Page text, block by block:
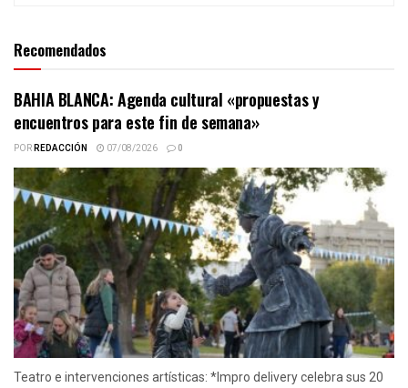
Recomendados
BAHIA BLANCA: Agenda cultural «propuestas y
encuentros para este fin de semana»
PORREDACCIÓN 07/08/2026 0
Teatro e intervenciones artísticas: *Impro delivery celebra sus 20